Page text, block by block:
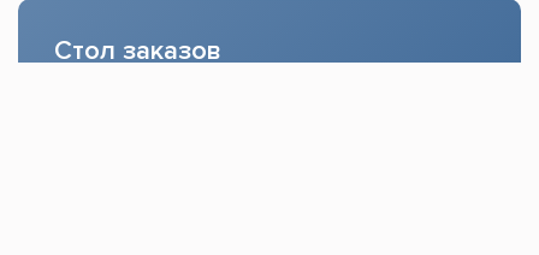
Стол заказов